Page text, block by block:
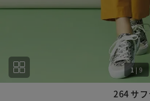
264 サフ
1 | 9